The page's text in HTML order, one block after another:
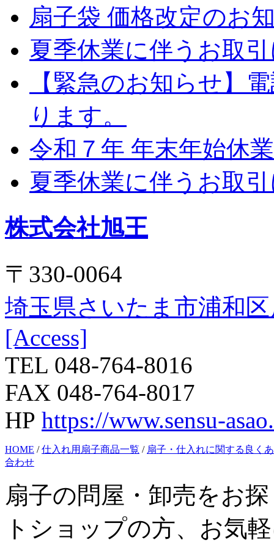
扇子袋 価格改定のお
夏季休業に伴うお取
【緊急のお知らせ】
ります。
令和７年 年末年始休
夏季休業に伴うお取
株式会社旭王
〒330-0064
埼玉県さいたま市浦和
[Access]
TEL 048-764-8016
FAX 048-764-8017
HP https://www.sensu-
HOME /仕入れ用扇子商品一覧 / 扇子・仕入れに関する良く
合わせ
扇子の問屋・卸売をお
トショップの方、お気